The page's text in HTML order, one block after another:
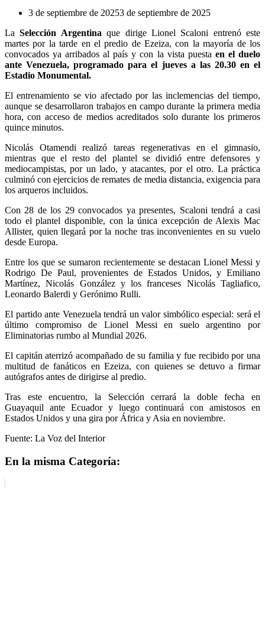
3 de septiembre de 20253 de septiembre de 2025
LaSelección Argentinaque dirige Lionel Scaloni entrenó este
martes por la tarde en el predio de Ezeiza, con la mayoría de los
convocados ya arribados al país y con la vista puesta en el duelo
ante Venezuela, programado para el jueves a las 20.30 en el
Estadio Monumental.
El entrenamiento se vio afectado por las inclemencias del tiempo,
aunque se desarrollaron trabajos en campo durante la primera media
hora, con acceso de medios acreditados solo durante los primeros
quince minutos.
Nicolás Otamendi realizó tareas regenerativas en el gimnasio,
mientras que el resto del plantel se dividió entre defensores y
mediocampistas, por un lado, y atacantes, por el otro. La práctica
culminó con ejercicios de remates de media distancia, exigencia para
los arqueros incluidos.
Con 28 de los 29 convocados ya presentes, Scaloni tendrá a casi
todo el plantel disponible, con la única excepción de Alexis Mac
Allister, quien llegará por la noche tras inconvenientes en su vuelo
desde Europa.
Entre los que se sumaron recientemente se destacan Lionel Messi y
Rodrigo De Paul, provenientes de Estados Unidos, y Emiliano
Martínez, Nicolás González y los franceses Nicolás Tagliafico,
Leonardo Balerdi y Gerónimo Rulli.
El partido ante Venezuela tendrá un valor simbólico especial: será el
último compromiso de Lionel Messi en suelo argentino por
Eliminatorias rumbo al Mundial 2026.
El capitán aterrizó acompañado de su familia y fue recibido por una
multitud de fanáticos en Ezeiza, con quienes se detuvo a firmar
autógrafos antes de dirigirse al predio.
Tras este encuentro, la Selección cerrará la doble fecha en
Guayaquil ante Ecuador y luego continuará con amistosos en
Estados Unidos y una gira por África y Asia en noviembre.
Fuente: La Voz del Interior
En la misma Categoría: